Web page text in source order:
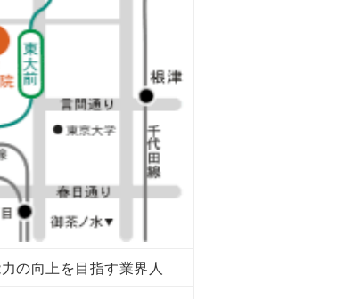
の向上を目指す業界人